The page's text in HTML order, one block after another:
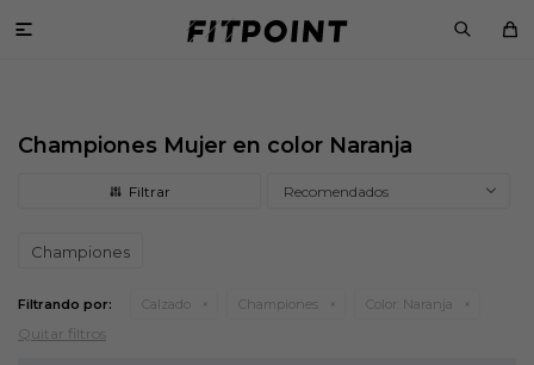

Championes Mujer en color Naranja
Recomendados
Championes
Filtrando por: Calzado Championes Color: Naranja
Quitar filtros